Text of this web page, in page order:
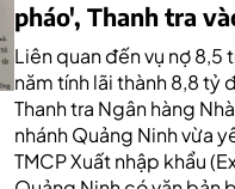
pháo', Thanh tra
Liên quan đến vụ nợ 8,5
năm tính lãi thành 8,8 tỷ
Thanh tra Ngân hàng
nhánh Quảng Ninh vừa
TMCP Xuất nhập khẩu